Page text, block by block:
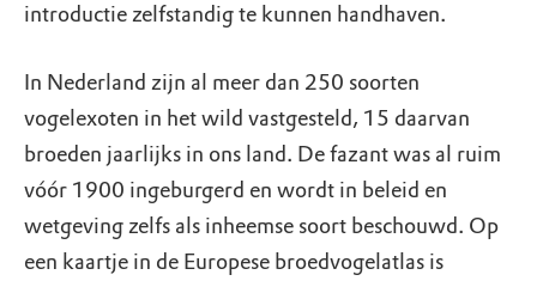
introductie zelfstandig te kunnen handhaven.
In Nederland zijn al meer dan 250 soorten
vogelexoten in het wild vastgesteld, 15 daarvan
broeden jaarlijks in ons land. De fazant was al ruim
vóór 1900 ingeburgerd en wordt in beleid en
wetgeving zelfs als inheemse soort beschouwd. Op
een kaartje in de Europese broedvogelatlas is